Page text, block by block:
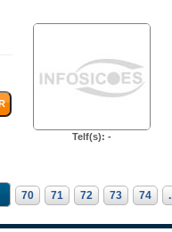
Telf(s): -
70 71 72 73 74